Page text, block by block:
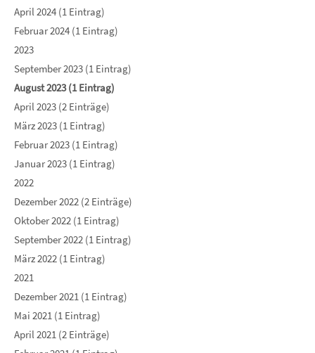
April 2024 (1 Eintrag)
Februar 2024 (1 Eintrag)
2023
September 2023 (1 Eintrag)
August 2023 (1 Eintrag)
April 2023 (2 Einträge)
März 2023 (1 Eintrag)
Februar 2023 (1 Eintrag)
Januar 2023 (1 Eintrag)
2022
Dezember 2022 (2 Einträge)
Oktober 2022 (1 Eintrag)
September 2022 (1 Eintrag)
März 2022 (1 Eintrag)
2021
Dezember 2021 (1 Eintrag)
Mai 2021 (1 Eintrag)
April 2021 (2 Einträge)